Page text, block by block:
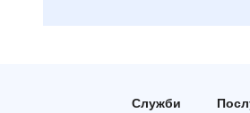
Служби